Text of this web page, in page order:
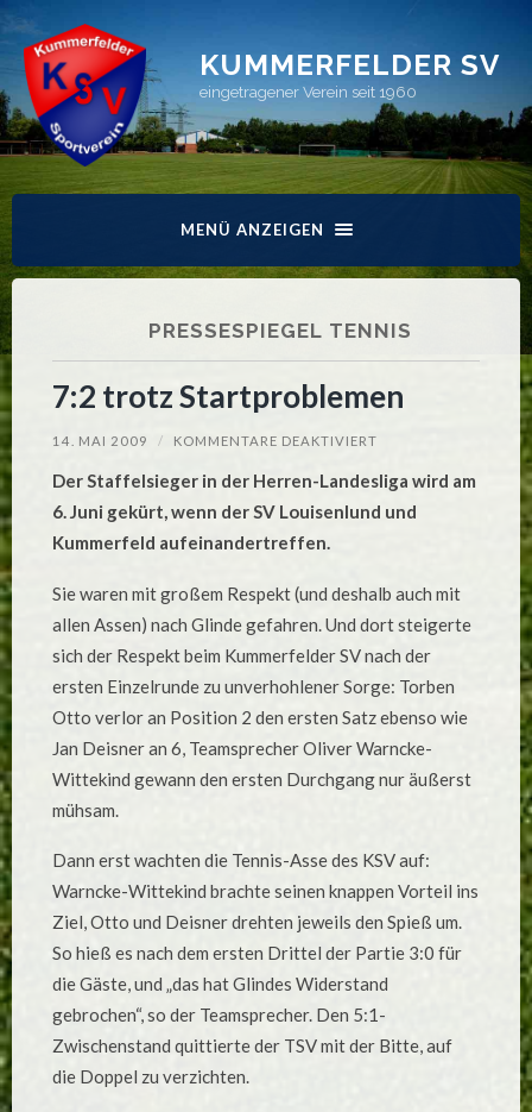
KUMMERFELDER SV
eingetragener Verein seit 1960
MENÜ ANZEIGEN
PRESSESPIEGEL TENNIS
7:2 trotz Startproblemen
14. MAI 2009 / KOMMENTARE DEAKTIVIERT
STARTPROBLEMEN
Der Staffelsieger in der Herren-Landesliga wird am
6. Juni gekürt, wenn der SV Louisenlund und
Kummerfeld aufeinandertreffen.
Sie waren mit großem Respekt (und deshalb auch mit
allen Assen) nach Glinde gefahren. Und dort steigerte
sich der Respekt beim Kummerfelder SV nach der
ersten Einzelrunde zu unverhohlener Sorge: Torben
Otto verlor an Position 2 den ersten Satz ebenso wie
Jan Deisner an 6, Teamsprecher Oliver Warncke-
Wittekind gewann den ersten Durchgang nur äußerst
mühsam.
Dann erst wachten die Tennis-Asse des KSV auf:
Warncke-Wittekind brachte seinen knappen Vorteil ins
Ziel, Otto und Deisner drehten jeweils den Spieß um.
So hieß es nach dem ersten Drittel der Partie 3:0 für
die Gäste, und „das hat Glindes Widerstand
gebrochen“, so der Teamsprecher. Den 5:1-
Zwischenstand quittierte der TSV mit der Bitte, auf
die Doppel zu verzichten.